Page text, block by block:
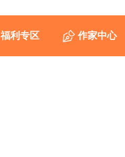
福利专区 作家中心